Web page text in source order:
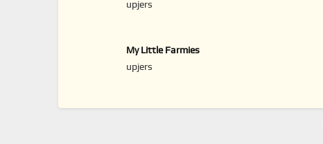
upjers
My Little Farmies
upjers